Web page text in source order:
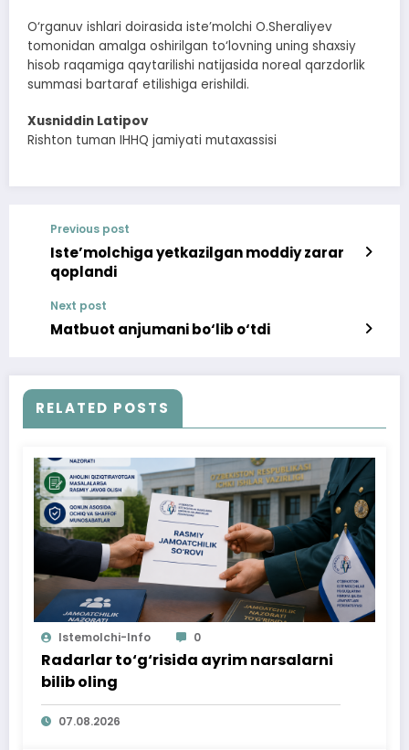
O‘rganuv ishlari doirasida iste’molchi O.Sheraliyev
tomonidan amalga oshirilgan to‘lovning uning shaxsiy
hisob raqamiga qaytarilishi natijasida noreal qarzdorlik
summasi bartaraf etilishiga erishildi.
Xusniddin Latipov
Rishton tuman IHHQ jamiyati mutaxassisi
Previous post
Iste’molchiga yetkazilgan moddiy zarar
qoplandi
Next post
Matbuot anjumani bo‘lib o‘tdi
RELATED POSTS
Istemolchi-Info 0
Radarlar to‘g‘risida ayrim narsalarni
bilib oling
07.08.2026